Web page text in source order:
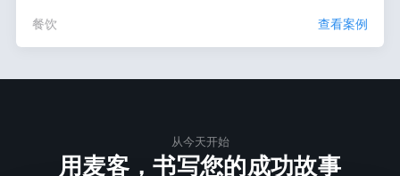
餐饮 查看案例
从今天开始
用麦客，书写您的成功故事